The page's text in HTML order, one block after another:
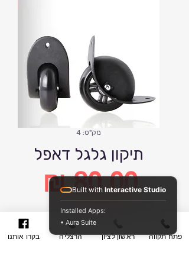
מק"ט: 4
תיקון גלגל דאפל
‏80.00 ‏₪
מחיר
הוסף לסל קניות
בקרו אותנו הרצליה ראשון לציון פתח תקווה
Built with Interactive Studio
Installed Apps:
• Aura Suite